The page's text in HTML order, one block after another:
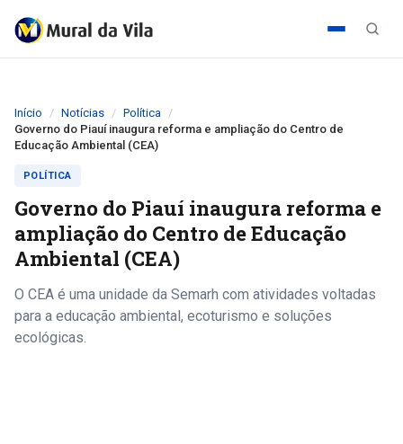
Início Notícias
Política
Governo do Piauí inaugura reforma e ampliação do Centro de
Educação Ambiental (CEA)
POLÍTICA
Governo do Piauí inaugura reforma e
ampliação do Centro de Educação
Ambiental (CEA)
O CEA é uma unidade da Semarh com atividades voltadas
para a educação ambiental, ecoturismo e soluções
ecológicas.